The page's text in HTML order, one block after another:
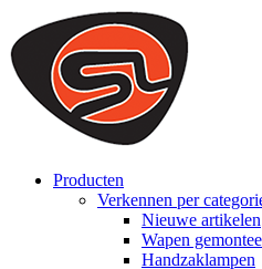
We use cookies to ensure that we
on our website. By continuing to
that cookies are used to help us
to offer you a better experience.
you can disable cookies, you can
Producten
Verkennen per
Nieuwe artikelen
Wapen
Handzaklampen